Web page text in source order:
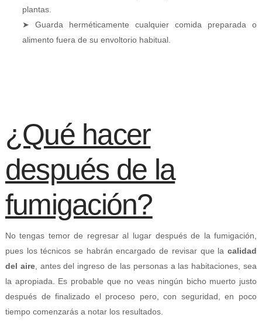
plantas.
➤ Guarda herméticamente cualquier comida preparada o
alimento fuera de su envoltorio habitual.
¿Qué hacer
después de la
fumigación?
No tengas temor de regresar al lugar después de la fumigación,
pues los técnicos se habrán encargado de revisar que lacalidad
del aire, antes del ingreso de las personas a las habitaciones, sea
la apropiada. Es probable que no veas ningún bicho muerto justo
después de finalizado el proceso pero, con seguridad, en poco
tiempo comenzarás a notar los resultados.